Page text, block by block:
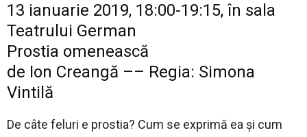
13 ianuarie 2019, 18:00-19:15, în sala
Teatrului German
Prostia omenească
de Ion Creangă –– Regia: Simona
Vintilă
De câte feluri e prostia? Cum se exprimă ea și cum